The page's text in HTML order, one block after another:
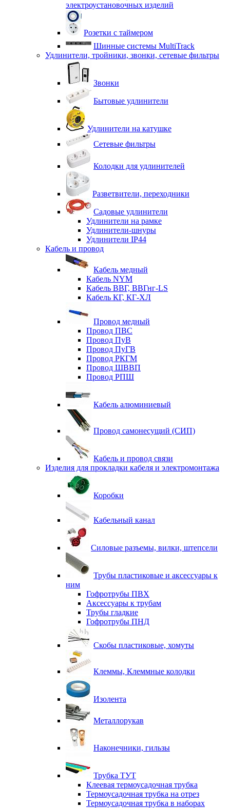
электроустановочных изделий
Розетки с таймером
Шинные системы MultiTrack
Удлинители, тройники, звонки, сетевые фильтры
Звонки
Бытовые удлинители
Удлинители на катушке
Сетевые фильтры
Колодки для удлинителей
Разветвители, переходники
Садовые удлинители
Удлинители на рамке
Удлинители-шнуры
Удлинители IP44
Кабель и провод
Кабель медный
Кабель NYM
Кабель ВВГ, ВВГнг-LS
Кабель КГ, КГ-ХЛ
Провод медный
Провод ПВС
Провод ПуВ
Провод ПуГВ
Провод РКГМ
Провод ШВВП
Провод РПШ
Кабель алюминиевый
Провод самонесущий (СИП)
Кабель и провод связи
Изделия для прокладки кабеля и электромонтажа
Коробки
Кабельный канал
Силовые разъемы, вилки, штепсели
Трубы пластиковые и аксессуары к
ним
Гофротрубы ПВХ
Аксессуары к трубам
Трубы гладкие
Гофротрубы ПНД
Скобы пластиковые, хомуты
Клеммы, Клеммные колодки
Изолента
Металлорукав
Наконечники, гильзы
Трубка ТУТ
Клеевая термоусадочная трубка
Термоусадочная трубка на отрез
Термоусадочная трубка в наборах